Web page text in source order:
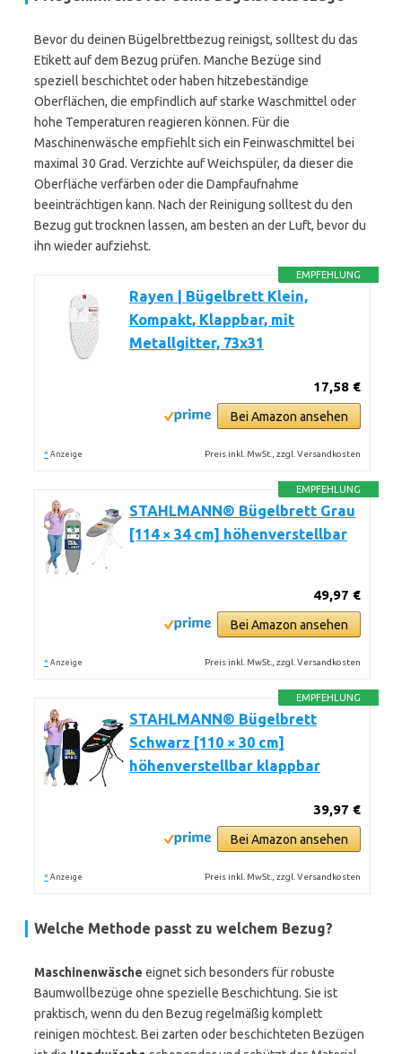
Bevor du deinen Bügelbrettbezug reinigst, solltest du das
Etikett auf dem Bezug prüfen. Manche Bezüge sind
speziell beschichtet oder haben hitzebeständige
Oberflächen, die empfindlich auf starke Waschmittel oder
hohe Temperaturen reagieren können. Für die
Maschinenwäsche empfiehlt sich ein Feinwaschmittel bei
maximal 30 Grad. Verzichte auf Weichspüler, da dieser die
Oberfläche verfärben oder die Dampfaufnahme
beeinträchtigen kann. Nach der Reinigung solltest du den
Bezug gut trocknen lassen, am besten an der Luft, bevor du
ihn wieder aufziehst.
EMPFEHLUNG
Rayen | Bügelbrett Klein,
Kompakt, Klappbar, mit
Metallgitter, 73x31
17,58 €
Bei Amazon ansehen
* Anzeige Preis inkl. MwSt., zzgl. Versandkosten
EMPFEHLUNG
STAHLMANN® Bügelbrett Grau
[114 × 34 cm] höhenverstellbar
49,97 €
Bei Amazon ansehen
* Anzeige Preis inkl. MwSt., zzgl. Versandkosten
EMPFEHLUNG
STAHLMANN® Bügelbrett
Schwarz [110 × 30 cm]
höhenverstellbar klappbar
39,97 €
Bei Amazon ansehen
* Anzeige Preis inkl. MwSt., zzgl. Versandkosten
Welche Methode passt zu welchem Bezug?
Maschinenwäsche eignet sich besonders für robuste
Baumwollbezüge ohne spezielle Beschichtung. Sie ist
praktisch, wenn du den Bezug regelmäßig komplett
reinigen möchtest. Bei zarten oder beschichteten Bezügen